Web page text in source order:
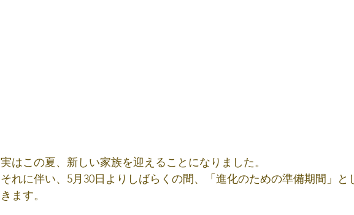
実はこの夏、新しい家族を迎えることになりました。
それに伴い、5月30日よりしばらくの間、「進化のための準備期間」と
きます。